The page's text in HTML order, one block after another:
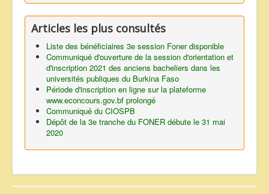
Articles les plus consultés
Liste des bénéficiaires 3e session Foner disponible
Communiqué d'ouverture de la session d'orientation et
d'inscription 2021 des anciens bacheliers dans les
universités publiques du Burkina Faso
Période d'inscription en ligne sur la plateforme
www.econcours.gov.bf prolongé
Communiqué du CIOSPB
Dépôt de la 3e tranche du FONER débute le 31 mai
2020